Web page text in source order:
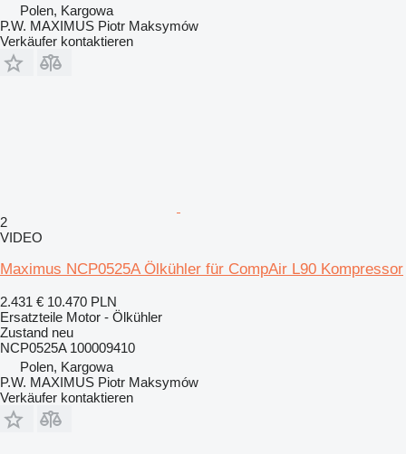
Polen, Kargowa
P.W. MAXIMUS Piotr Maksymów
Verkäufer kontaktieren
2
VIDEO
Maximus NCP0525A Ölkühler für CompAir L90 Kompressor
2.431 € 10.470 PLN
Ersatzteile Motor - Ölkühler
Zustand neu
NCP0525A 100009410
Polen, Kargowa
P.W. MAXIMUS Piotr Maksymów
Verkäufer kontaktieren